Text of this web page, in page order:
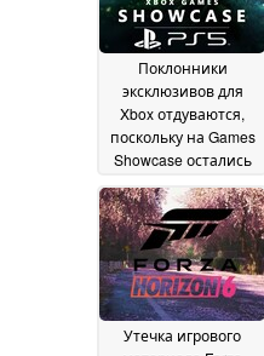
Поклонники
эксклюзивов для
Xbox отдуваются,
поскольку на Games
Showcase остались
кроссплатформенные
игры для PS530 May
2026
Утечка игрового